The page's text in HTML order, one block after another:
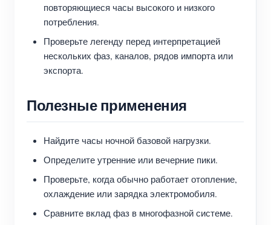
повторяющиеся часы высокого и низкого
потребления.
Проверьте легенду перед интерпретацией
нескольких фаз, каналов, рядов импорта или
экспорта.
Полезные применения
Найдите часы ночной базовой нагрузки.
Определите утренние или вечерние пики.
Проверьте, когда обычно работает отопление,
охлаждение или зарядка электромобиля.
Сравните вклад фаз в многофазной системе.